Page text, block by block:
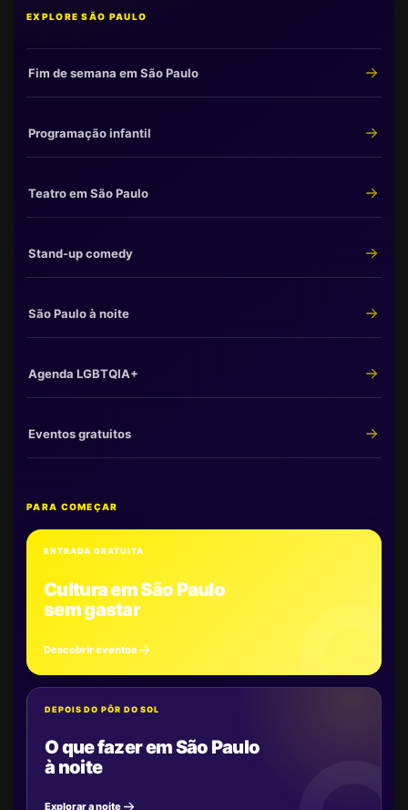
EXPLORE SÃO PAULO
Fim de semana em São Paulo
Programação infantil
Teatro em São Paulo
Stand-up comedy
São Paulo à noite
Agenda LGBTQIA+
Eventos gratuitos
PARA COMEÇAR
ENTRADA GRATUITA
Cultura em São Paulo
sem gastar
Descobrir eventos
DEPOIS DO PÔR DO SOL
O que fazer em São Paulo
à noite
Explorar a noite